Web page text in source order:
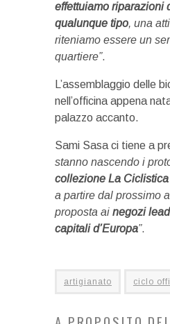
effettuiamo riparazioni
qualunque tipo, una
riteniamo essere un
quartiere”.
L’assemblaggio delle
nell’officina appena
palazzo accanto.
Sami Sasa ci tiene a
stanno nascendo i
collezione La
a partire dal prossimo
proposta ai negozi
capitali d’Europa”.
artigianato ciclo